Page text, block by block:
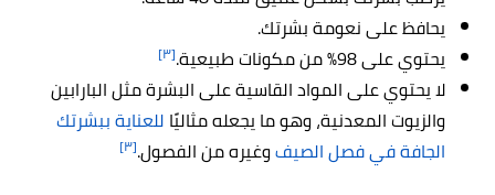
يحافظ على نعومة بشرتك.
يحتوي على 98% من مكونات طبيعية.
[٣]
لا يحتوي على المواد القاسية على البشرة مثل البارابين
والزيوت المعدنية، وهو ما يجعله مثاليًا للعناية ببشرتك
الجافة في فصل الصيفوغيره من الفصول.[٣]